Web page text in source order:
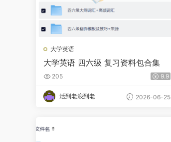
大学英语
大学英语 四六级 复习资料包合集
205 9.9
活到老浪到老 2026-06-25